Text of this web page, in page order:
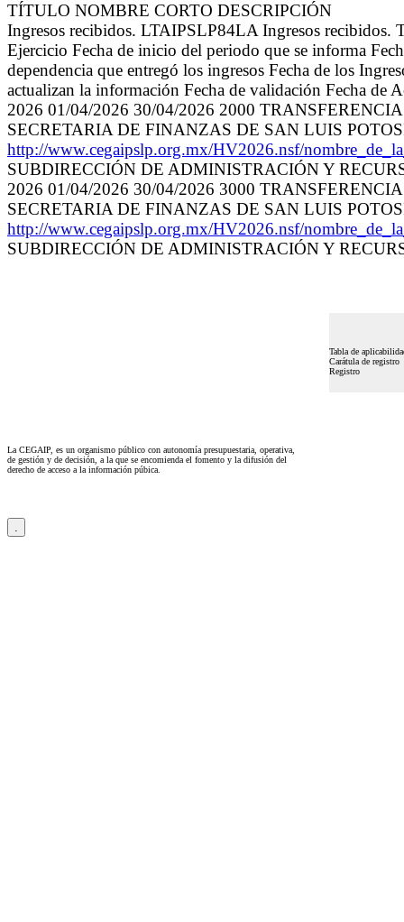
TÍTULO NOMBRE CORTO DESCRIPCIÓN
Ingresos recibidos. LTAIPSLP84LA Ingresos recibidos.
Ejercicio Fecha de inicio del periodo que se informa
dependencia que entregó los ingresos Fecha de los
actualizan la información Fecha de validación Fecha de
2026 01/04/2026 30/04/2026 2000
SECRETARIA DE FINANZAS DE SAN LUIS
http://www.cegaipslp.org.mx/HV2026.nsf/
SUBDIRECCIÓN DE ADMINISTRACIÓN Y
2026 01/04/2026 30/04/2026 3000
SECRETARIA DE FINANZAS DE SAN LUIS
http://www.cegaipslp.org.mx/HV2026.nsf/
SUBDIRECCIÓN DE ADMINISTRACIÓN Y
Tabla de
Carátula de registro
Registro
La CEGAIP, es un organismo público con autonomía presupuestaria, operativa,
de gestión y de decisión, a la que se encomienda el fomento y la difusión del
derecho de acceso a la información púbica.